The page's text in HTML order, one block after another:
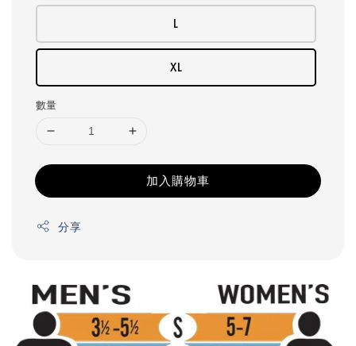
L
XL
數量
加入購物車
分享